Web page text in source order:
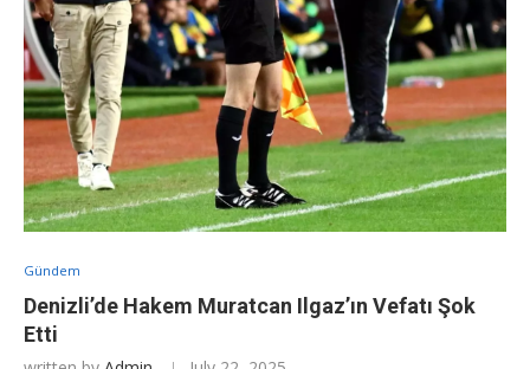
Gündem
Denizli’de Hakem Muratcan Ilgaz’ın Vefatı Şok
Etti